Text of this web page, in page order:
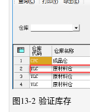
图13-2 验证库存